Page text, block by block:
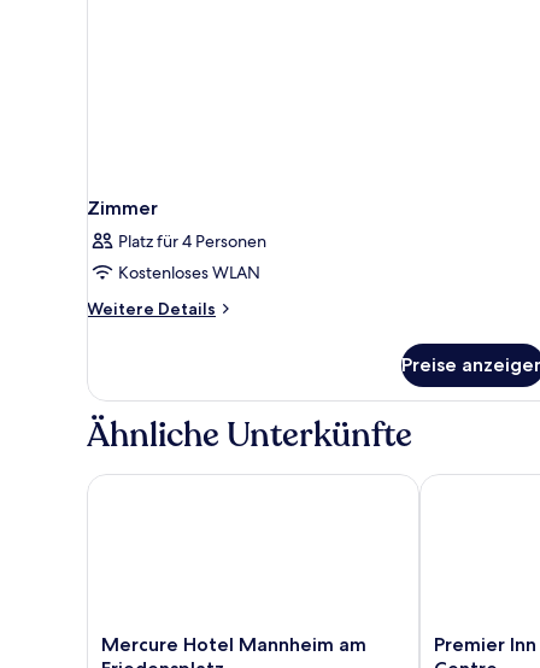
Zimmer
Platz für 4 Personen
Kostenloses WLAN
Weitere Details
Weitere
Preise
Ähnliche Unterkünfte
Mercure
Hotel
Mercure Hotel Mannheim am
Mercure Hotel Mannheim am Friedensplatz
Premier
Inn
Premier
Premier Inn